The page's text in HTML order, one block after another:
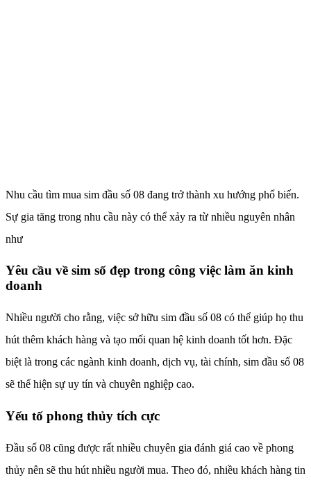
Nhu cầu tìm mua sim đầu số 08 đang trở thành xu hướng phổ biến.
Sự gia tăng trong nhu cầu này có thể xảy ra từ nhiều nguyên nhân
như
Yêu cầu về sim số đẹp trong công việc làm ăn kinh
doanh
Nhiều người cho rằng, việc sở hữu sim đầu số 08 có thể giúp họ thu
hút thêm khách hàng và tạo mối quan hệ kinh doanh tốt hơn. Đặc
biệt là trong các ngành kinh doanh, dịch vụ, tài chính, sim đầu số 08
sẽ thể hiện sự uy tín và chuyên nghiệp cao.
Yếu tố phong thủy tích cực
Đầu số 08 cũng được rất nhiều chuyên gia đánh giá cao về phong
thủy nên sẽ thu hút nhiều người mua. Theo đó, nhiều khách hàng tin